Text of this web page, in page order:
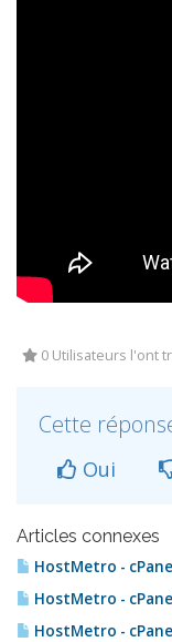
0 Utilisateurs l'ont
Cette
Oui
Articles connexes
HostMetro -
HostMetro -
HostMetro -